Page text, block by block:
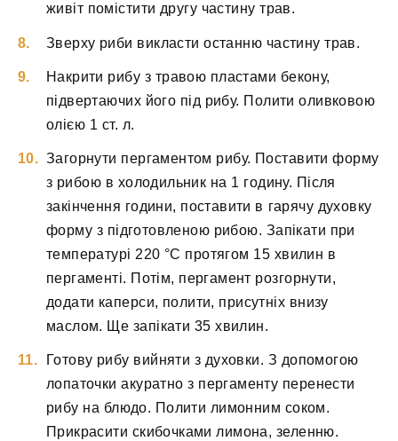
живіт помістити другу частину трав.
Зверху риби викласти останню частину трав.
Накрити рибу з травою пластами бекону,
підвертаючих його під рибу. Полити оливковою
олією 1 ст. л.
Загорнути пергаментом рибу. Поставити форму
з рибою в холодильник на 1 годину. Після
закінчення години, поставити в гарячу духовку
форму з підготовленою рибою. Запікати при
температурі 220 °C протягом 15 хвилин в
пергаменті. Потім, пергамент розгорнути,
додати каперси, полити, присутніх внизу
маслом. Ще запікати 35 хвилин.
Готову рибу вийняти з духовки. З допомогою
лопаточки акуратно з пергаменту перенести
рибу на блюдо. Полити лимонним соком.
Прикрасити скибочками лимона, зеленню.